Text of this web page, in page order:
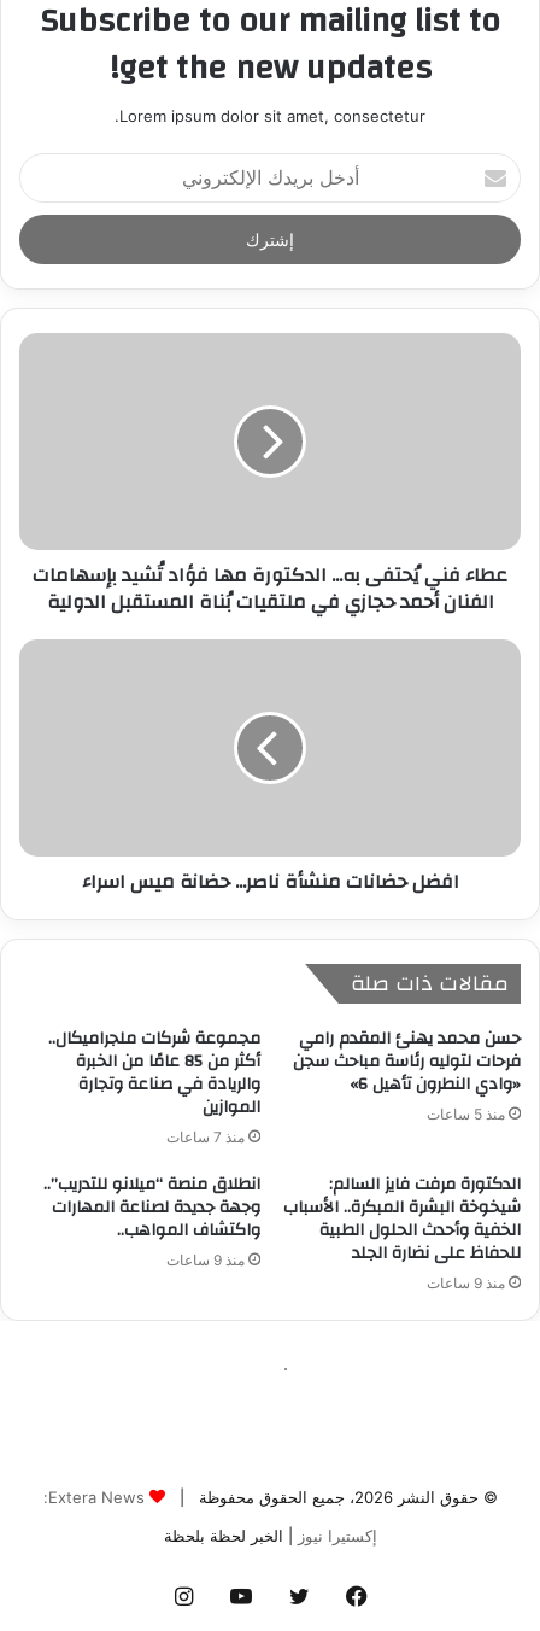
© حقوق النشر 2026، جميع الحقوق محفوظة |
Extera News:
إكستيرا نيوز
| الخبر لحظة بلحظة
فيسبوك تويتر يوتيوب